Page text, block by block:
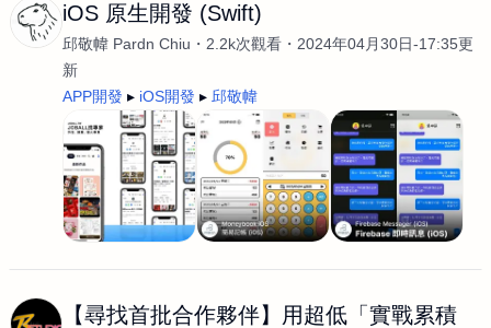
iOS 原生開發 (Swift)
邱敬幃 Pardn Chiu 2.2k次觀看
2024年04月30日-17:35更
新
APP開發
iOS開發 邱敬幃
【尋找首批合作夥伴】用超低「實戰累積